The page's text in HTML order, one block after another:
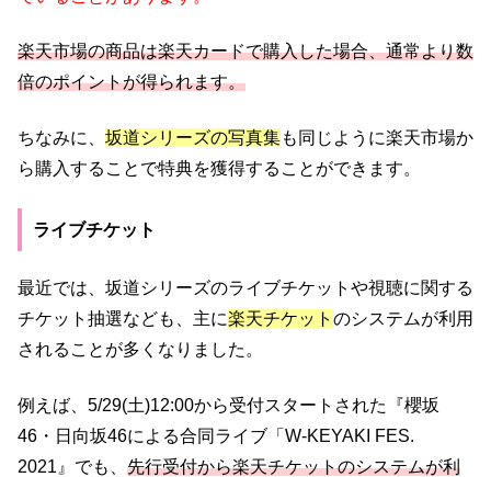
楽天市場の商品は楽天カードで購入した場合、通常より数
倍のポイントが得られます。
ちなみに、 坂道シリーズの写真集も同じように楽天市場か
ら購入することで特典を獲得することができます。
ライブチケット
最近では、坂道シリーズのライブチケットや視聴に関する
チケット抽選なども、主に楽天チケット のシステムが利用
されることが多くなりました。
例えば、5/29(土)12:00から受付スタートされた『櫻坂
46・日向坂46による合同ライブ「W-KEYAKI FES.
2021』でも、 先行受付から楽天チケットのシステムが利